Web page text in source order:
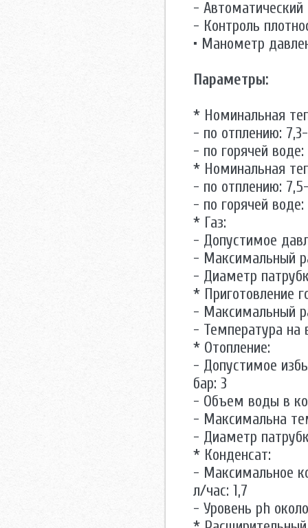
- Автоматический
- Контроль
• Манометр
Параметры:
* Номинальная
- по отплению:
- по горячей воде:
* Номинальная
- по отплению:
- по горячей
* Газ:
- Допустимое
- Максимальный
- Диаметр
* Приготовление
- Максимальный
- Температура на
* Отопление:
- Допустимое
бар: 3
- Объем воды в
- Максимальна
- Диаметр
* Конденсат:
- Максимальное
л/час: 1,7
- Уровень ph